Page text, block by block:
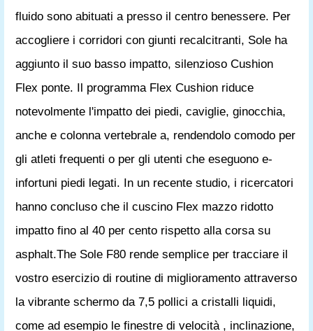
fluido sono abituati a presso il centro benessere. Per
accogliere i corridori con giunti recalcitranti, Sole ha
aggiunto il suo basso impatto, silenzioso Cushion
Flex ponte. Il programma Flex Cushion riduce
notevolmente l'impatto dei piedi, caviglie, ginocchia,
anche e colonna vertebrale a, rendendolo comodo per
gli atleti frequenti o per gli utenti che eseguono e-
infortuni piedi legati. In un recente studio, i ricercatori
hanno concluso che il cuscino Flex mazzo ridotto
impatto fino al 40 per cento rispetto alla corsa su
asphalt.The Sole F80 rende semplice per tracciare il
vostro esercizio di routine di miglioramento attraverso
la vibrante schermo da 7,5 pollici a cristalli liquidi,
come ad esempio le finestre di velocità , inclinazione,